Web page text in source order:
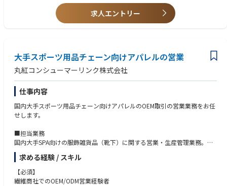
求人エントリー
大手スポーツ用品チェーン向けアパレルの営業
丸紅コンシューマーリンク株式会社
仕事内容
国内大手スポーツ用品チェーン向けアパレルのOEM取引の営業業務をお任
せします。
■担当業務
国内大手SPA向けの服飾雑貨品（靴下）に関する営業・生産管理業務。
・客先への素材、デザイン提案
・仕様書、見積作成
・品質試験、確認、副資材の手配
・ASEANのOEMを依頼する協力工場へのサンプル指示
求める経験 / スキル
【必須】
繊維商社でのOEM/ODM営業経験者